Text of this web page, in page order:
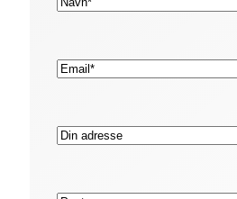
E-
mail*
Adresse
Postnr.